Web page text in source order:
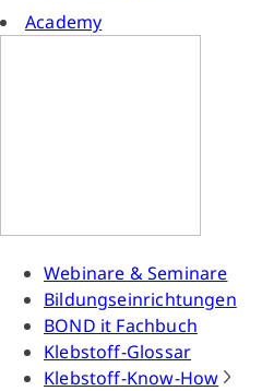
Academy
Webinare & Seminare
Bildungseinrichtungen
BOND it Fachbuch
Klebstoff-Glossar
Klebstoff-Know-How